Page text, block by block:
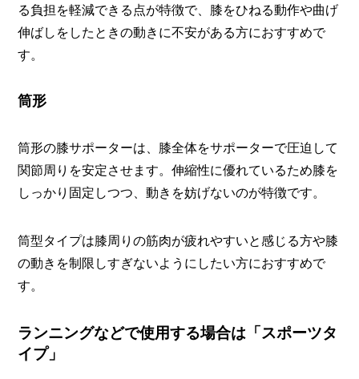
る負担を軽減できる点が特徴で、膝をひねる動作や曲げ
伸ばしをしたときの動きに不安がある方におすすめで
す。
筒形
筒形の膝サポーターは、膝全体をサポーターで圧迫して
関節周りを安定させます。伸縮性に優れているため膝を
しっかり固定しつつ、動きを妨げないのが特徴です。
筒型タイプは膝周りの筋肉が疲れやすいと感じる方や膝
の動きを制限しすぎないようにしたい方におすすめで
す。
ランニングなどで使用する場合は「スポーツタ
イプ」